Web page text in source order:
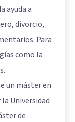
ayuda a
divorcio,
Para
como la
un máster en
Universidad
de